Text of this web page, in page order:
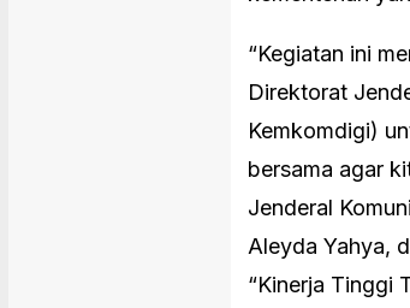
“Kegiatan ini
Direktorat
Kemkomdigi)
bersama agar
Jenderal
Aleyda Yahya,
“Kinerja Tinggi